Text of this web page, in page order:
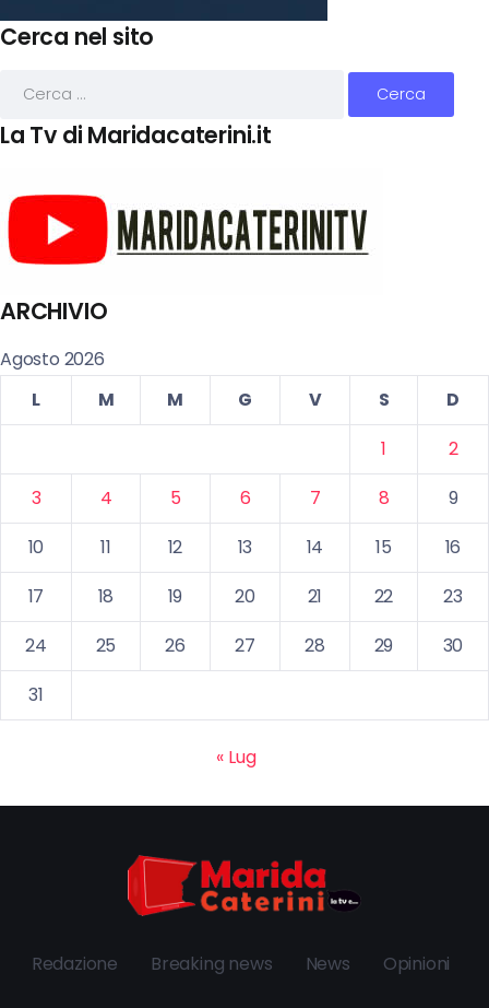
Cerca nel sito
La Tv di Maridacaterini.it
ARCHIVIO
Agosto 2026
L
M M G V S
D
1
2
3
4 5 6 7 8
9
10
11 12 13 14 15
16
17
18 19 20 21 22
23
24
25 26 27 28 29
30
31
« Lug
Redazione Breaking news News Opinioni